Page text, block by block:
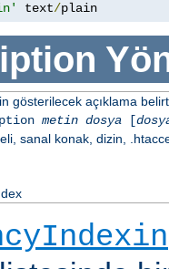
text/plain
gösterilecek açıklama
metin dosya[
sanal konak, dizin,